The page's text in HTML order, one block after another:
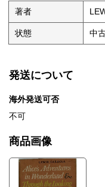
著者
状態 中
発送について
海外発送可否
不可
商品画像